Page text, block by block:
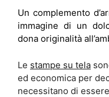
Un complemento
immagine di un
dona originalità
Le stampe su tela
ed economica per
necessitano di